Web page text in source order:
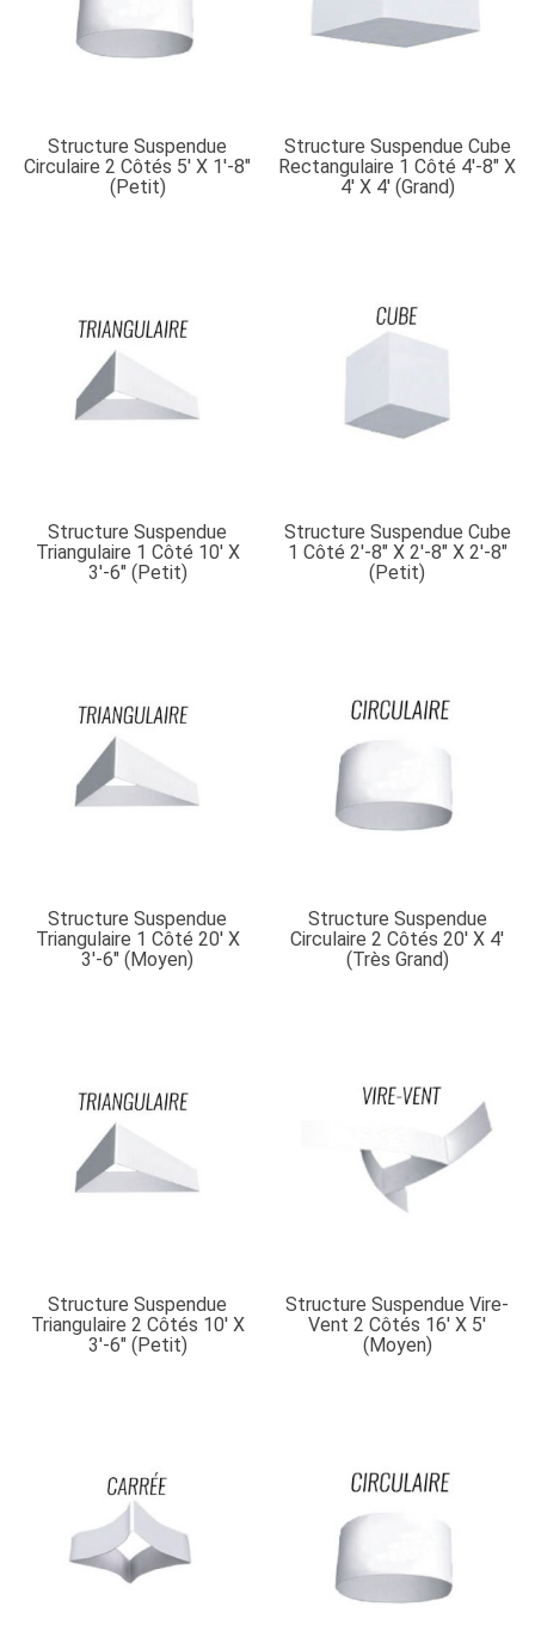
Structure Suspendue
Circulaire 2 Côtés 5′ X 1′-8″
(petit)
Structure Suspendue Cube
Rectangulaire 1 Côté 4′-8″ X
4′ X 4′ (grand)
Structure Suspendue
Triangulaire 1 Côté 10′ X
3′-6″ (petit)
Structure Suspendue Cube
1 Côté 2′-8″ X 2′-8″ X 2′-8″
(petit)
Structure Suspendue
Triangulaire 1 Côté 20′ X
3′-6″ (moyen)
Structure Suspendue
Circulaire 2 Côtés 20′ X 4′
(très Grand)
Structure Suspendue
Triangulaire 2 Côtés 10′ X
3′-6″ (petit)
Structure Suspendue Vire-
Vent 2 Côtés 16′ X 5′
(moyen)